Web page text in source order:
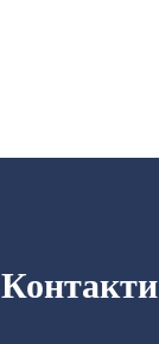
Контакти